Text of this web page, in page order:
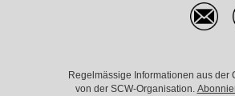
Regelmässige Informationen aus der
von der SCW-Organisation.